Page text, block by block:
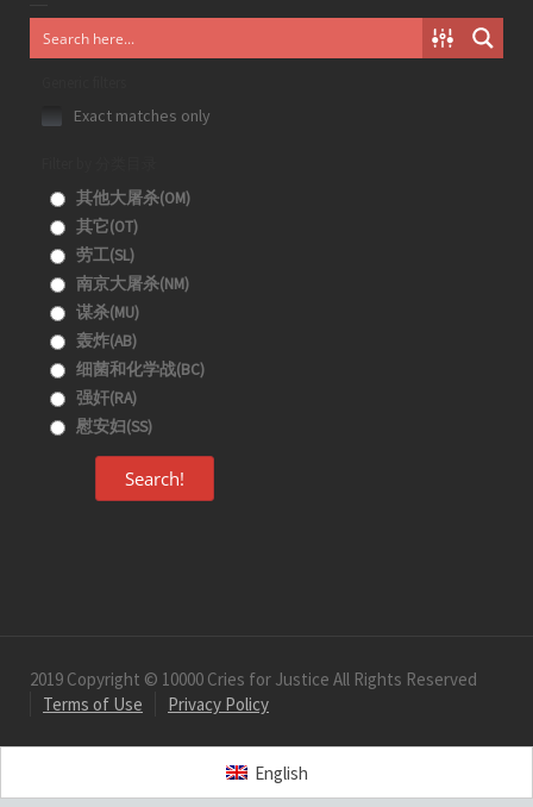
Exact matches only
其他大屠杀(OM)
其它(OT)
劳工(SL)
南京大屠杀(NM)
谋杀(MU)
轰炸(AB)
细菌和化学战(BC)
强奸(RA)
慰安妇(SS)
Search!
2019 Copyright © 10000 Cries for Justice All Rights Reserved
Terms of Use
Privacy Policy
English